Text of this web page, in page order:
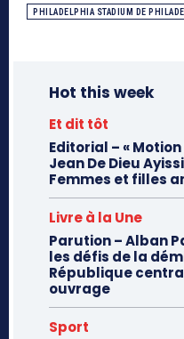
PHILADELPHIA STADIUM DE
Hot this week
Et dit tôt
Editorial – «
Jean De Dieu
Femmes et filles
Livre à la Une
Parution – Alban
les défis de la
République
ouvrage
Sport